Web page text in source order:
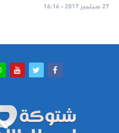
27 سبتمبر 2017 - 16:16